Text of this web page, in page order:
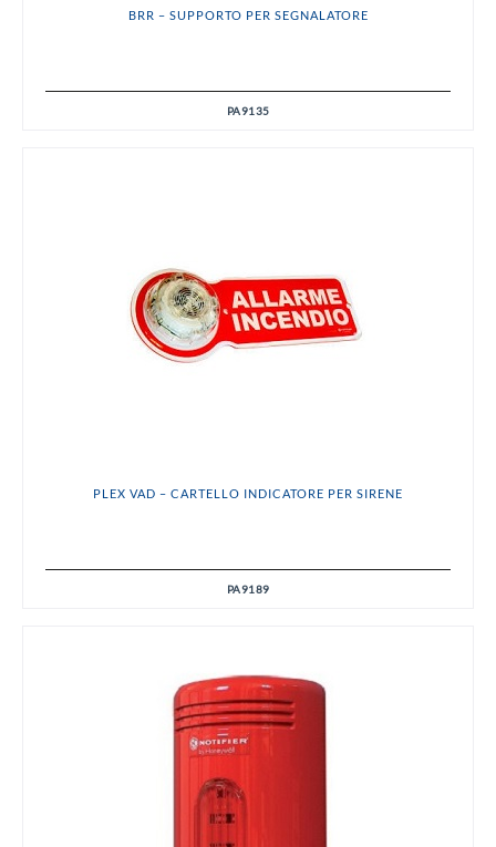
BRR – SUPPORTO PER SEGNALATORE
PA9135
PLEX VAD – CARTELLO INDICATORE PER SIRENE
PA9189